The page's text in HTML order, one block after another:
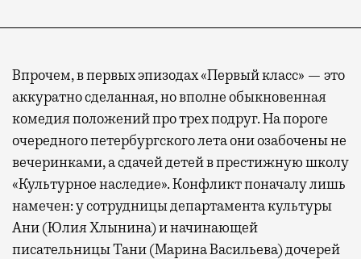
Впрочем, в первых эпизодах «Первый класс» — это
аккуратно сделанная, но вполне обыкновенная
комедия положений про трех подруг. На пороге
очередного петербургского лета они озабочены не
вечеринками, а сдачей детей в престижную школу
«Культурное наследие». Конфликт поначалу лишь
намечен: у сотрудницы департамента культуры
Ани (Юлия Хлынина) и начинающей
писательницы Тани (Марина Васильева) дочерей